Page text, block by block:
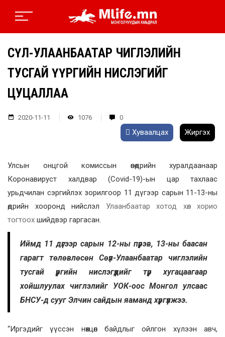
СӨҮЛ-УЛААНБААТАР ЧИГЛЭЛИЙН
ТУСГАЙ ҮҮРГИЙН НИСЛЭГИЙГ
ЦУЦАЛЛАА
2020-11-11 1076 0
Хуваалцах Жиргэх
Улсын онцгой комиссын өнөөдрийн хуралдаанаар
Коронавируст халдвар (Covid-19)-ын цар тахлаас
урьдчилан сэргийлэх зорилгоор 11 дүгээр сарын 11-13-ны
өдрийн хооронд нийслэл Улаанбаатар хотод хөл хорио
тогтоох шийдвэр гаргасан.
Иймд 11 дүгээр сарын 12-ны пүрэв, 13-ны баасан
гарагт төлөвлөсөн Сөүл-Улаанбаатар чиглэлийн
тусгай үүргийн нислэгүүдийг түр хугацаагаар
хойшлуулах чиглэлийг УОК-оос Монгол улсаас
БНСУ-д сууг Элчин сайдын яаманд хүргүүлжээ.
“Иргэдийг үүссэн нөхцөл байдлыг ойлгон хүлээн авч,